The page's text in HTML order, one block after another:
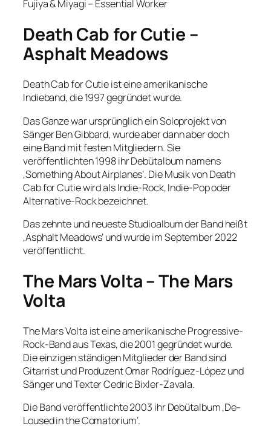
Fujiya & Miyagi – Essential Worker
Death Cab for Cutie –
Asphalt Meadows
Death Cab for Cutie ist eine amerikanische
Indieband, die 1997 gegründet wurde.
Das Ganze war ursprünglich ein Soloprojekt von
Sänger Ben Gibbard, wurde aber dann aber doch
eine Band mit festen Mitgliedern. Sie
veröffentlichten 1998 ihr Debütalbum namens
‚Something About Airplanes‘. Die Musik von Death
Cab for Cutie wird als Indie-Rock, Indie-Pop oder
Alternative-Rock bezeichnet.
Das zehnte und neueste Studioalbum der Band heißt
‚Asphalt Meadows‘ und wurde im September 2022
veröffentlicht.
The Mars Volta – The Mars
Volta
The Mars Volta ist eine amerikanische Progressive-
Rock-Band aus Texas, die 2001 gegründet wurde.
Die einzigen ständigen Mitglieder der Band sind
Gitarrist und Produzent Omar Rodríguez-López und
Sänger und Texter Cedric Bixler-Zavala.
Die Band veröffentlichte 2003 ihr Debütalbum ‚De-
Loused in the Comatorium‘.